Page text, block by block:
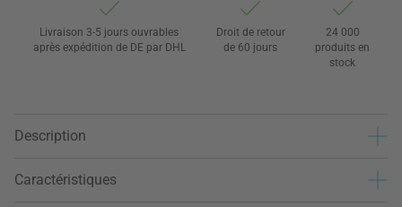
Livraison 3-5 jours ouvrables
après expédition de DE par DHL
Droit de retour
de 60 jours
24 000
produits en
stock
Description
Caractéristiques